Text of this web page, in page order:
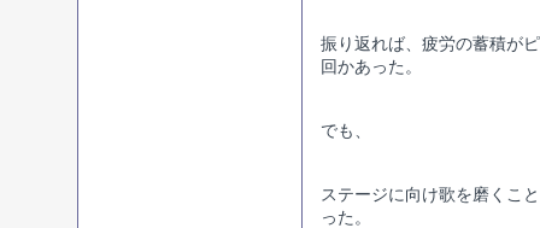
振り返れば、疲労の蓄積が
回かあった。
でも、
ステージに向け歌を磨くこ
った。